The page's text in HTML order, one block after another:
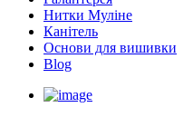
Нитки Муліне
Канітель
Основи для вишивки
Blog